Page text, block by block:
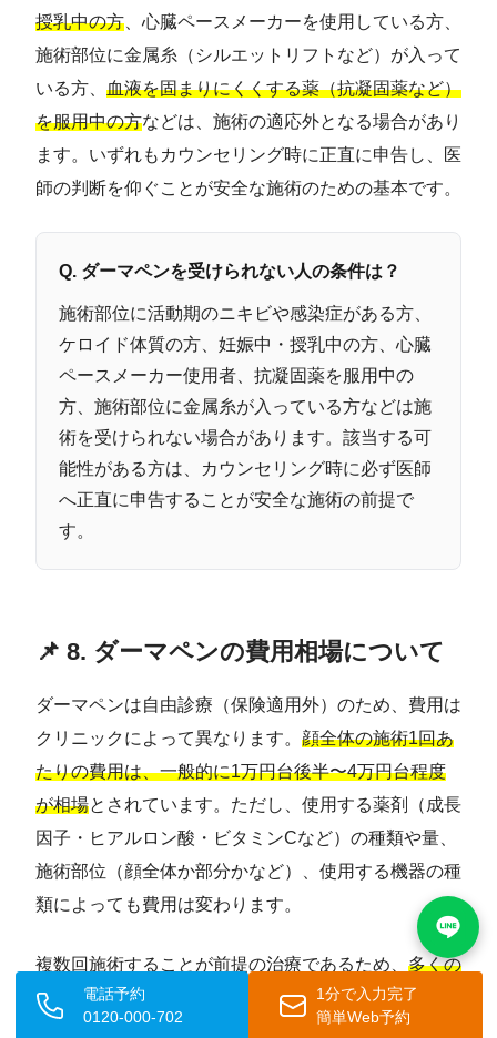
授乳中の方 、心臓ペースメーカーを使用している方、
施術部位に金属糸（シルエットリフトなど）が入って
いる方、 血液を固まりにくくする薬（抗凝固薬など）
を服用中の方などは、施術の適応外となる場合があり
ます。いずれもカウンセリング時に正直に申告し、医
師の判断を仰ぐことが安全な施術のための基本です。
Q. ダーマペンを受けられない人の条件は？
施術部位に活動期のニキビや感染症がある方、
ケロイド体質の方、妊娠中・授乳中の方、心臓
ペースメーカー使用者、抗凝固薬を服用中の
方、施術部位に金属糸が入っている方などは施
術を受けられない場合があります。該当する可
能性がある方は、カウンセリング時に必ず医師
へ正直に申告することが安全な施術の前提で
す。
📌 8. ダーマペンの費用相場について
ダーマペンは自由診療（保険適用外）のため、費用は
クリニックによって異なります。 顔全体の施術1回あ
たりの費用は、一般的に1万円台後半〜4万円台程度
が相場とされています。ただし、使用する薬剤（成長
因子・ヒアルロン酸・ビタミンCなど）の種類や量、
施術部位（顔全体か部分かなど）、使用する機器の種
類によっても費用は変わります。
複数回施術することが前提の治療であるため、 多くの
クリニックでは「5回コース」「10回コース」といっ
たセット料金を用意しており、単回施術よりも割安に
電話予約
0120-000-702
1分で入力完了
簡単Web予約